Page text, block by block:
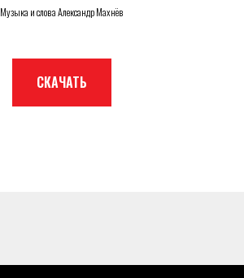
Музыка и слова Александр Махнёв
СКАЧАТЬ